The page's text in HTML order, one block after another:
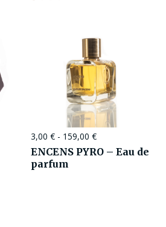
3,00 € - 159,00 €
ENCENS PYRO – Eau de
parfum